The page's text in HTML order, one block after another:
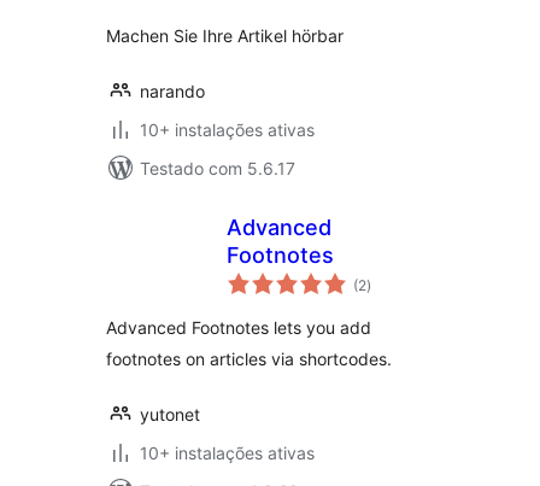
Machen Sie Ihre Artikel hörbar
narando
10+ instalações ativas
Testado com 5.6.17
Advanced
Footnotes
(2avaliações
totais
)
Advanced Footnotes lets you add
footnotes on articles via shortcodes.
yutonet
10+ instalações ativas